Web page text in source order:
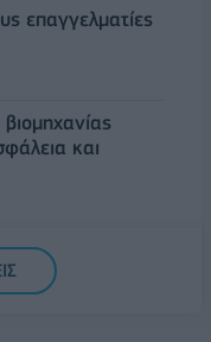
επαγγελματίες
και
ζήτημα των
χρονοβόρες